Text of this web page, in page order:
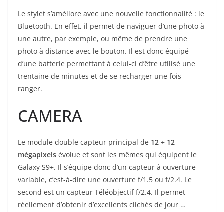
Le stylet s’améliore avec une nouvelle fonctionnalité : le
Bluetooth. En effet, il permet de naviguer d’une photo à
une autre, par exemple, ou même de prendre une
photo à distance avec le bouton. Il est donc équipé
d’une batterie permettant à celui-ci d’être utilisé une
trentaine de minutes et de se recharger une fois
ranger.
CAMERA
Le module double capteur principal de 12 + 12
mégapixels évolue et sont les mêmes qui équipent le
Galaxy S9+. Il s’équipe donc d’un capteur à ouverture
variable, c’est-à-dire une ouverture f/1.5 ou f/2.4. Le
second est un capteur Téléobjectif f/2.4. Il permet
réellement d’obtenir d’excellents clichés de jour …